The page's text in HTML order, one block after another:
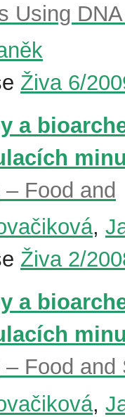
Using
Živa 6/
a
Food and
,
Živa 2/
a
Food
,